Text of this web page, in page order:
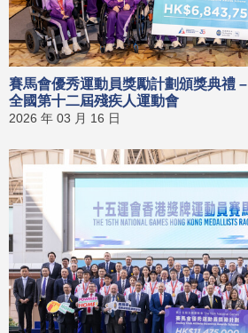
賽馬會優秀運動員獎勵計劃頒獎典禮 –
全國第十二屆殘疾人運動會
2026 年 03 月 16 日